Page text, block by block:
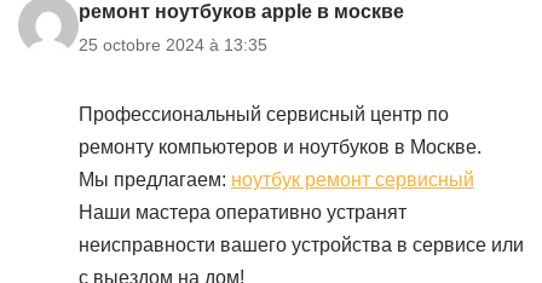
ремонт ноутбуков apple в москве
25 octobre 2024 à 13:35
Профессиональный сервисный центр по
ремонту компьютеров и ноутбуков в Москве.
Мы предлагаем: ноутбук ремонт сервисный
Наши мастера оперативно устранят
неисправности вашего устройства в сервисе или
с выездом на дом!